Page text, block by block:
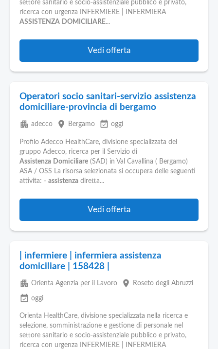
settore sanitario e socio-assistenziale pubblico e privato,
ricerca con urgenza INFERMIERE | INFERMIERA
ASSISTENZA DOMICILIARE...
Vedi offerta
Operatori socio sanitari-servizio assistenza
domiciliare-provincia di bergamo
apartment adecco place Bergamo event_available oggi
Profilo Adecco HealthCare, divisione specializzata del
gruppo Adecco, ricerca per il Servizio di
Assistenza Domiciliare (SAD) in Val Cavallina ( Bergamo)
ASA / OSS La risorsa selezionata si occupera delle seguenti
attivita: - assistenza diretta...
Vedi offerta
| infermiere | infermiera assistenza
domiciliare | 158428 |
apartment Orienta Agenzia per il Lavoro place Roseto degli Abruzzi
event_available oggi
Orienta HealthCare, divisione specializzata nella ricerca e
selezione, somministrazione e gestione di personale nel
settore sanitario e socio-assistenziale pubblico e privato,
ricerca con urgenza INFERMIERE | INFERMIERA